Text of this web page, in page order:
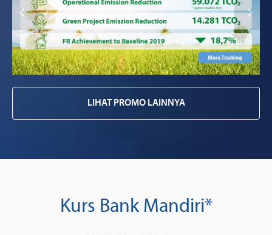
LIHAT PROMO LAINNYA
Kurs Bank Mandiri*